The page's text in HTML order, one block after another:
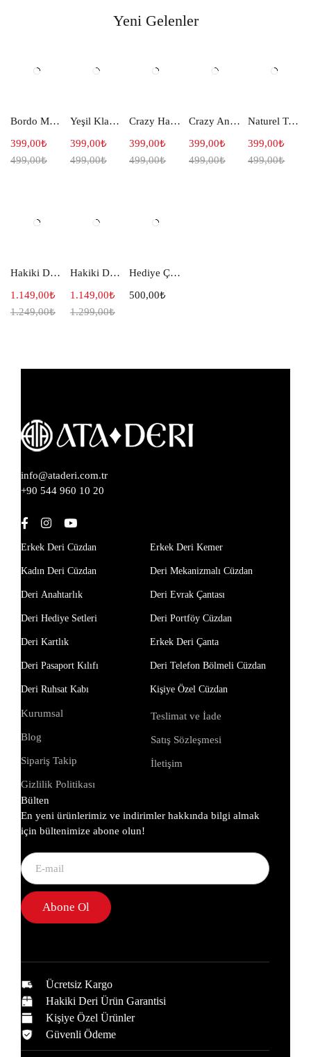
Yeni Gelenler
Bordo Mavi Klasik Slim Hakiki Deri Kartlık 057
499,00₺
399,00₺
Yeşil Klasik Slim Hakiki Deri Kartlık 059
499,00₺
399,00₺
Crazy Haki Klasik Slim Hakiki Deri Kartlık 058
499,00₺
399,00₺
Crazy Antrasit Klasik Slim Hakiki Deri Kartlık 055
499,00₺
399,00₺
Naturel Taba Klasik Slim Hakiki Deri Kartlık 056
499,00₺
399,00₺
Hakiki Deri Klasik Erkek Cüzdanı Siyah 101
1.249,00₺
1.149,00₺
Hakiki Deri Dikey Cüzdan Siyah 103
1.299,00₺
1.149,00₺
Hediye Çeki 500
500,00₺
info@ataderi.com.tr
+90 544 960 10 20
Erkek Deri Cüzdan
Kadın Deri Cüzdan
Deri Anahtarlık
Deri Hediye Setleri
Deri Kartlık
Deri Pasaport Kılıfı
Deri Ruhsat Kabı
Erkek Deri Kemer
Deri Mekanizmalı Cüzdan
Deri Evrak Çantası
Deri Portföy Cüzdan
Erkek Deri Çanta
Deri Telefon Bölmeli Cüzdan
Kişiye Özel Cüzdan
Kurumsal
Blog
Sipariş Takip
Gizlilik Politikası
Teslimat ve İade
Satış Sözleşmesi
İletişim
Bülten
En yeni ürünlerimiz ve indirimler hakkında bilgi almak
için bültenimize abone olun!
Abone Ol
Ücretsiz Kargo
Hakiki Deri Ürün Garantisi
Kişiye Özel Ürünler
Güvenli Ödeme